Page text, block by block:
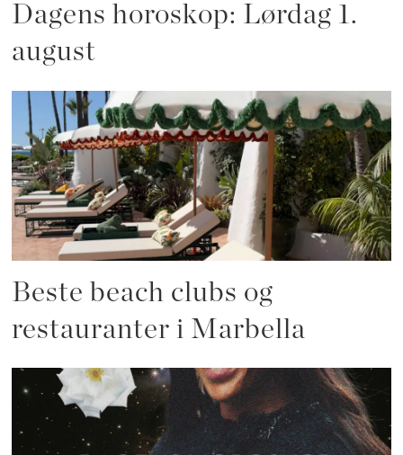
Dagens horoskop: Lørdag 1.
august
Beste beach clubs og
restauranter i Marbella